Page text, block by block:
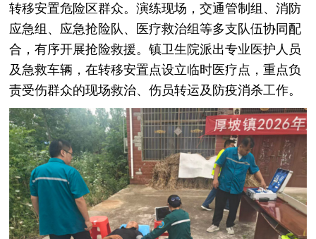
转移安置危险区群众。演练现场，交通管制组、消防
应急组、应急抢险队、医疗救治组等多支队伍协同配
合，有序开展抢险救援。镇卫生院派出专业医护人员
及急救车辆，在转移安置点设立临时医疗点，重点负
责受伤群众的现场救治、伤员转运及防疫消杀工作。